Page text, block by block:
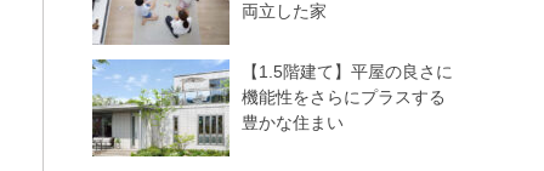
両立した家
【1.5階建て】平屋の良さに
機能性をさらにプラスする
豊かな住まい